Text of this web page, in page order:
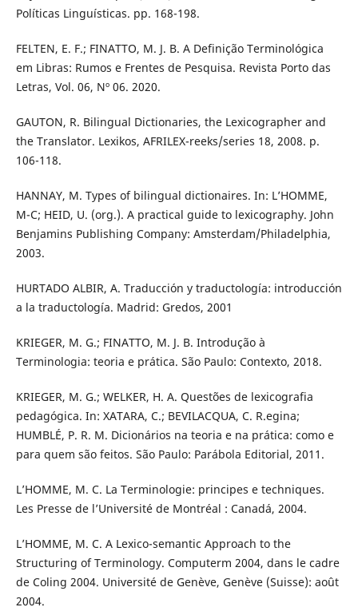
Políticas Linguísticas. pp. 168-198.
FELTEN, E. F.; FINATTO, M. J. B. A Definição Terminológica
em Libras: Rumos e Frentes de Pesquisa. Revista Porto das
Letras, Vol. 06, Nº 06. 2020.
GAUTON, R. Bilingual Dictionaries, the Lexicographer and
the Translator. Lexikos, AFRILEX-reeks/series 18, 2008. p.
106-118.
HANNAY, M. Types of bilingual dictionaires. In: L’HOMME,
M-C; HEID, U. (org.). A practical guide to lexicography. John
Benjamins Publishing Company: Amsterdam/Philadelphia,
2003.
HURTADO ALBIR, A. Traducción y traductología: introducción
a la traductología. Madrid: Gredos, 2001
KRIEGER, M. G.; FINATTO, M. J. B. Introdução à
Terminologia: teoria e prática. São Paulo: Contexto, 2018.
KRIEGER, M. G.; WELKER, H. A. Questões de lexicografia
pedagógica. In: XATARA, C.; BEVILACQUA, C. R.egina;
HUMBLÉ, P. R. M. Dicionários na teoria e na prática: como e
para quem são feitos. São Paulo: Parábola Editorial, 2011.
L’HOMME, M. C. La Terminologie: principes e techniques.
Les Presse de l’Université de Montréal : Canadá, 2004.
L’HOMME, M. C. A Lexico-semantic Approach to the
Structuring of Terminology. Computerm 2004, dans le cadre
de Coling 2004. Université de Genève, Genève (Suisse): août
2004.